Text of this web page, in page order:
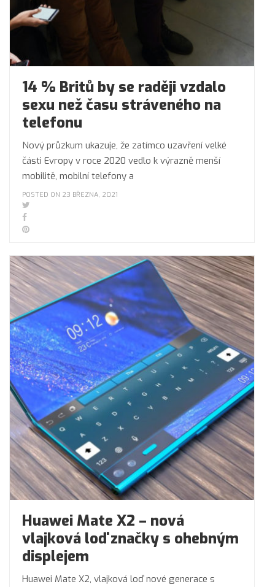
14 % Britů by se raději vzdalo
sexu než času stráveného na
telefonu
Nový průzkum ukazuje, že zatímco uzavření velké
části Evropy v roce 2020 vedlo k výrazně menší
mobilitě, mobilní telefony a
POSTED ON 23 BŘEZNA, 2021
Huawei Mate X2 – nová
vlajková loď značky s ohebným
displejem
Huawei Mate X2, vlajková loď nové generace s